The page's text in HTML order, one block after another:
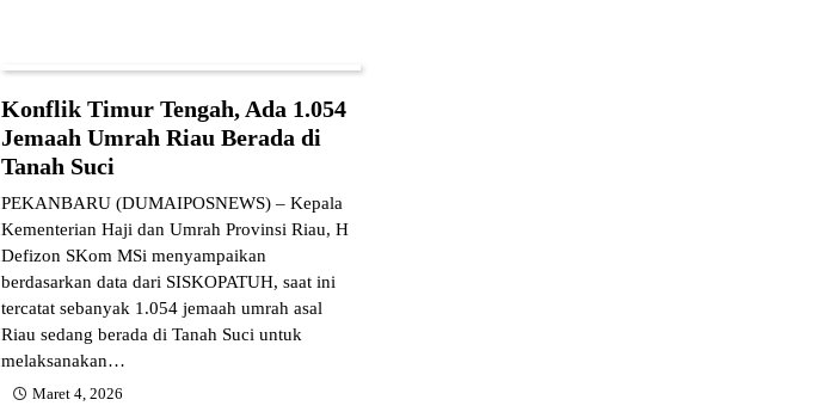
Konflik Timur Tengah, Ada 1.054
Jemaah Umrah Riau Berada di
Tanah Suci
PEKANBARU (DUMAIPOSNEWS) – Kepala
Kementerian Haji dan Umrah Provinsi Riau, H
Defizon SKom MSi menyampaikan
berdasarkan data dari SISKOPATUH, saat ini
tercatat sebanyak 1.054 jemaah umrah asal
Riau sedang berada di Tanah Suci untuk
melaksanakan…
Maret 4, 2026